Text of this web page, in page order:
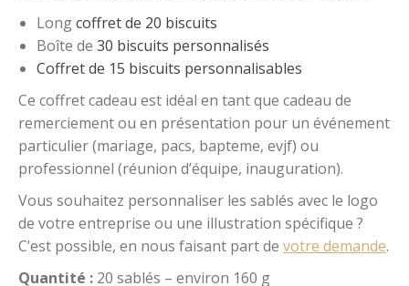
Longcoffret de 20 biscuits
Boîte de 30 biscuits personnalisés
Coffret de 15 biscuits personnalisables
Ce coffret cadeau est idéal en tant que cadeau de
remerciement ou en présentation pour un événement
particulier (mariage, pacs, bapteme, evjf) ou
professionnel (réunion d’équipe, inauguration).
Vous souhaitez personnaliser les sablés avec le logo
de votre entreprise ou une illustration spécifique ?
C’est possible, en nous faisant part de votre demande.
Quantité : 20 sablés – environ 160 g